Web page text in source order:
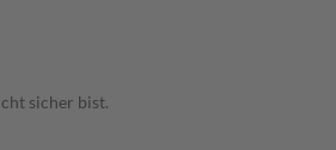
sicher bist.